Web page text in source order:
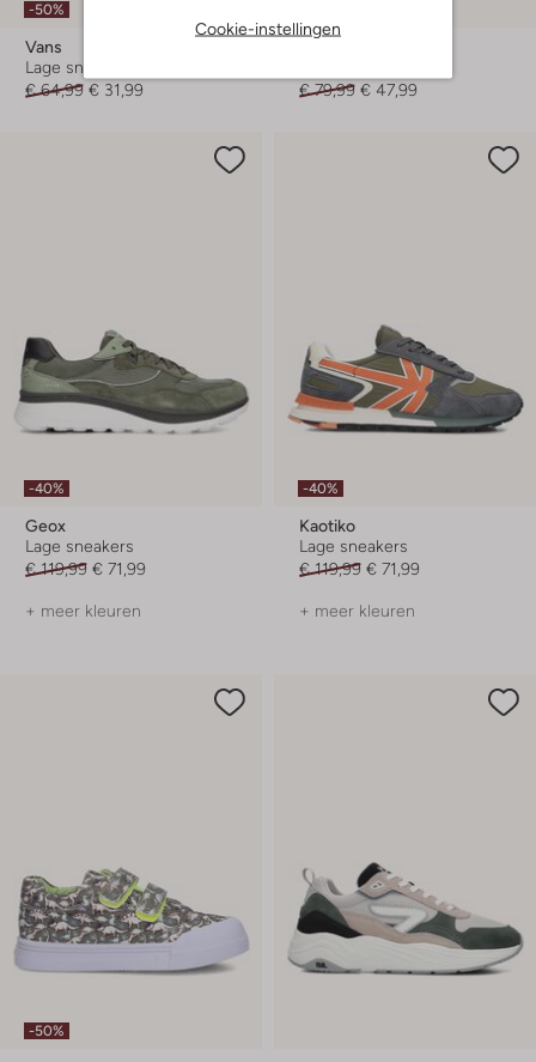
Cookie-instellingen
-50%
Vans
Lage sneakers
€ 64,99 € 31,99
€ 79,99 € 47,99
-40%
Geox
Lage sneakers
€ 119,99 € 71,99
+ meer kleuren
-40%
Kaotiko
Lage sneakers
€ 119,99 € 71,99
+ meer kleuren
-50%